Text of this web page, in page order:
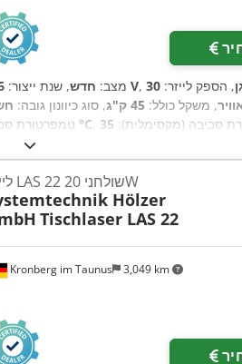
מצב: חדש, שנת ייצור: 230 V , הספק לייזר: 30
, משקל כולל: 45 ק"ג , סוג כיוונון גובה:
, טמפרטורת 15 °C סביבה (מקסימלית):
Kronberg im Taunus 3,049 km
לייזר LAS 22 שולחני 20W
Hölzer
Tischlaser LAS 22